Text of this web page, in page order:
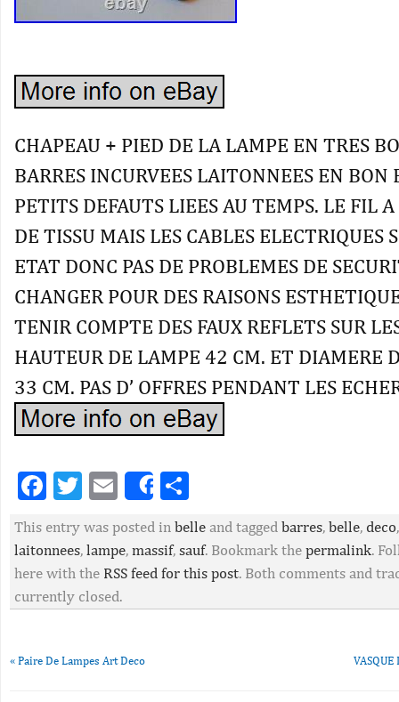
CHAPEAU + PIED DE LA LAMPE EN TRES
BARRES INCURVEES LAITONNEES EN BON
PETITS DEFAUTS LIEES AU TEMPS. LE FIL A
DE TISSU MAIS LES CABLES ELECTRIQUES
ETAT DONC PAS DE PROBLEMES DE
CHANGER POUR DES RAISONS
TENIR COMPTE DES FAUX REFLETS SUR
HAUTEUR DE LAMPE 42 CM. ET DIAMERE
33 CM. PAS D’ OFFRES PENDANT LES
Facebook
Twitter
EmailShare
This entry was posted in belle and tagged barres, belle, deco
laitonnees, lampe, massif, sauf. Bookmark the permalink.
here with the RSS feed for this post. Both comments and
currently closed.
« Paire De Lampes Art Deco